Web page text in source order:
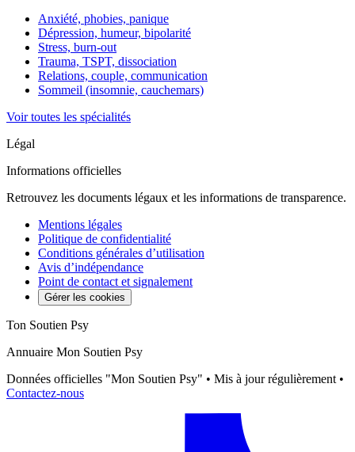
Anxiété, phobies, panique
Dépression, humeur, bipolarité
Stress, burn-out
Trauma, TSPT, dissociation
Relations, couple, communication
Sommeil (insomnie, cauchemars)
Voir toutes les spécialités
Légal
Informations officielles
Retrouvez les documents légaux et les informations de transparence.
Mentions légales
Politique de confidentialité
Conditions générales d’utilisation
Avis d’indépendance
Point de contact et signalement
Gérer les cookies
Ton Soutien Psy
Annuaire Mon Soutien Psy
Données officielles "Mon Soutien Psy" • Mis à jour régulièrement •
Contactez-nous